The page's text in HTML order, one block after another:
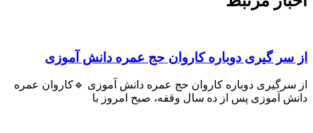
از سر گیری دوباره کاروان حج عمره دانش آموزی
از سرگیری دوباره کاروان حج عمره دانش آموزی 🔹کاروان عمره
دانش آموزی پس از ده سال وقفه، صبح امروز با